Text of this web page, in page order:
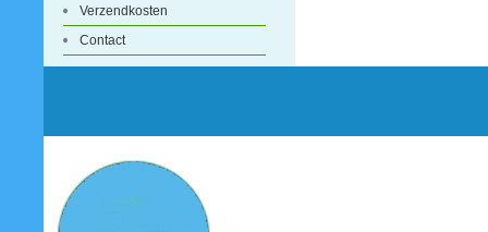
Verzendkosten
Contact